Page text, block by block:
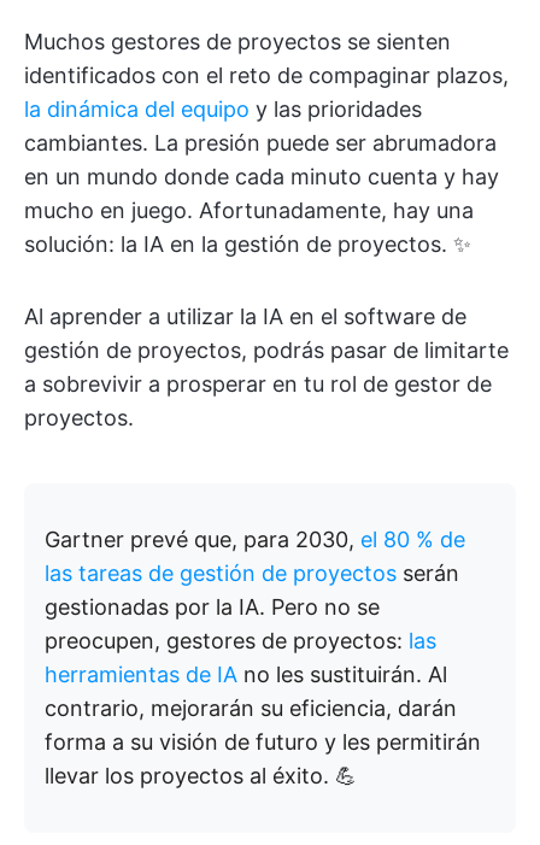
Muchos gestores de proyectos se sienten
identificados con el reto de compaginar plazos,
la dinámica del equipo y las prioridades
cambiantes. La presión puede ser abrumadora
en un mundo donde cada minuto cuenta y hay
mucho en juego. Afortunadamente, hay una
solución: la IA en la gestión de proyectos. ✨
Al aprender a utilizar la IA en el software de
gestión de proyectos, podrás pasar de limitarte
a sobrevivir a prosperar en tu rol de gestor de
proyectos.
Gartner prevé que, para 2030, el 80 % de
las tareas de gestión de proyectos serán
gestionadas por la IA. Pero no se
preocupen, gestores de proyectos: las
herramientas de IA no les sustituirán. Al
contrario, mejorarán su eficiencia, darán
forma a su visión de futuro y les permitirán
llevar los proyectos al éxito. 💪